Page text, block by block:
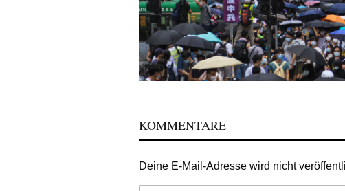
KOMMENTARE
Deine E-Mail-Adresse wird nicht